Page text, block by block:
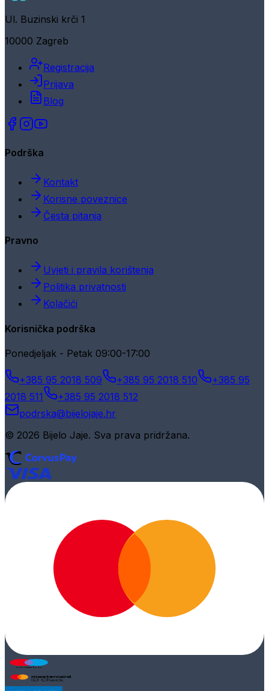
Ul. Buzinski krči 1
10000 Zagreb
Registracija
Prijava
Blog
Podrška
Kontakt
Korisne poveznice
Česta pitanja
Pravno
Uvjeti i pravila korištenja
Politika privatnosti
Kolačići
Korisnička podrška
Ponedjeljak - Petak 09:00-17:00
+385 95 2018 509 +385 95 2018 510
+385 95
2018 511
+385 95 2018 512
podrska@bijelojaje.hr
© 2026 Bijelo Jaje. Sva prava pridržana.